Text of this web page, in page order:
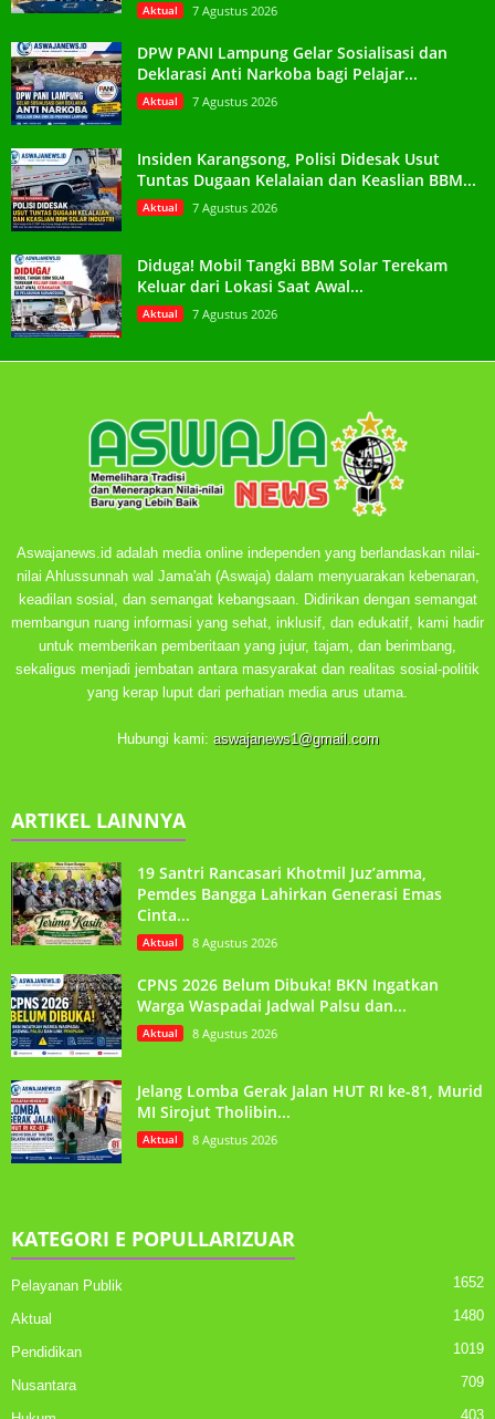
Aktual 7 Agustus 2026
DPW PANI Lampung Gelar Sosialisasi dan
Deklarasi Anti Narkoba bagi Pelajar...
Aktual 7 Agustus 2026
Insiden Karangsong, Polisi Didesak Usut
Tuntas Dugaan Kelalaian dan Keaslian BBM...
Aktual 7 Agustus 2026
Diduga! Mobil Tangki BBM Solar Terekam
Keluar dari Lokasi Saat Awal...
Aktual 7 Agustus 2026
Aswajanews.id adalah media online independen yang berlandaskan nilai-
nilai Ahlussunnah wal Jama'ah (Aswaja) dalam menyuarakan kebenaran,
keadilan sosial, dan semangat kebangsaan. Didirikan dengan semangat
membangun ruang informasi yang sehat, inklusif, dan edukatif, kami hadir
untuk memberikan pemberitaan yang jujur, tajam, dan berimbang,
sekaligus menjadi jembatan antara masyarakat dan realitas sosial-politik
yang kerap luput dari perhatian media arus utama.
Hubungi kami: aswajanews1@gmail.com
ARTIKEL LAINNYA
19 Santri Rancasari Khotmil Juz’amma,
Pemdes Bangga Lahirkan Generasi Emas
Cinta...
Aktual 8 Agustus 2026
CPNS 2026 Belum Dibuka! BKN Ingatkan
Warga Waspadai Jadwal Palsu dan...
Aktual 8 Agustus 2026
Jelang Lomba Gerak Jalan HUT RI ke-81, Murid
MI Sirojut Tholibin...
Aktual 8 Agustus 2026
KATEGORI E POPULLARIZUAR
Pelayanan Publik 1652
Aktual 1480
Pendidikan 1019
Nusantara 709
403